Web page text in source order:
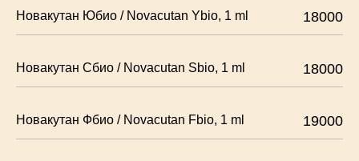
Новакутан Юбио / Novacutan Ybio, 1 ml 18000
Новакутан Сбио / Novacutan Sbio, 1 ml 18000
Новакутан Фбио / Novacutan Fbio, 1 ml 19000